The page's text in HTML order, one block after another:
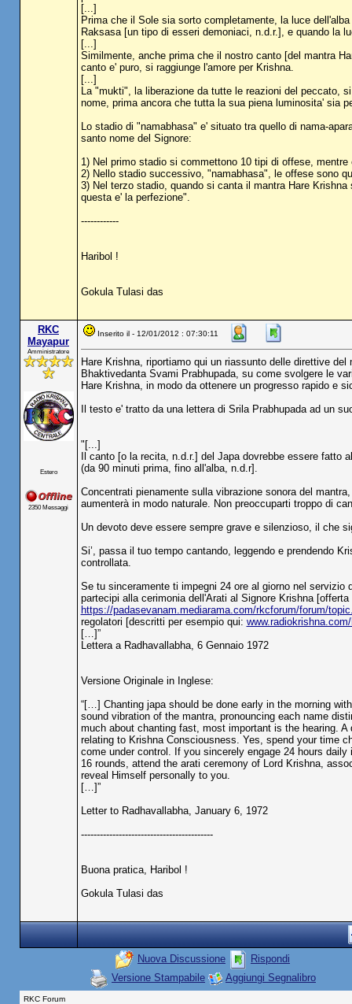
[...]
Prima che il Sole sia sorto completamente, la luce
Raksasa [un tipo di esseri demoniaci, n.d.r.], e quando la
[...]
Similmente, anche prima che il nostro canto [del mantra
canto e' puro, si raggiunge l'amore per Krishna.
[...]
La "mukti", la liberazione da tutte le reazioni del peccato,
nome, prima ancora che tutta la sua piena luminosita' sia
Lo stadio di "namabhasa" e' situato tra quello di nama-
santo nome del Signore:
1) Nel primo stadio si commettono 10 tipi di offese,
2) Nello stadio successivo, "namabhasa", le offese sono
3) Nel terzo stadio, quando si canta il mantra Hare
questa e' la perfezione".
------------
Haribol !
Gokula Tulasi das
RKC
Mayapur
Amministratore
Estero
2350 Messaggi
Inserito il - 12/01/2012 : 07:30:11
Hare Krishna, riportiamo qui un riassunto delle direttive
Bhaktivedanta Svami Prabhupada, su come svolgere le
Hare Krishna, in modo da ottenere un progresso rapido e
Il testo e' tratto da una lettera di Srila Prabhupada ad un
"[...]
Il canto [o la recita, n.d.r.] del Japa dovrebbe essere fatto
(da 90 minuti prima, fino all'alba, n.d.r].
Concentrati pienamente sulla vibrazione sonora del
aumenterà in modo naturale. Non preoccuparti troppo di
Un devoto deve essere sempre grave e silenzioso, il che
Si’, passa il tuo tempo cantando, leggendo e prendendo
controllata.
Se tu sinceramente ti impegni 24 ore al giorno nel
partecipi alla cerimonia dell'Arati al Signore Krishna
https://padasevanam.mediarama.com/rkcforum/forum/
regolatori [descritti per esempio qui:
[…]”
Lettera a Radhavallabha, 6 Gennaio 1972
Versione Originale in Inglese:
“[…] Chanting japa should be done early in the morning
sound vibration of the mantra, pronouncing each name
much about chanting fast, most important is the hearing.
relating to Krishna Consciousness. Yes, spend your time
come under control. If you sincerely engage 24 hours
16 rounds, attend the arati ceremony of Lord Krishna,
reveal Himself personally to you.
[…]”
Letter to Radhavallabha, January 6, 1972
------------------------------------------
Buona pratica, Haribol !
Gokula Tulasi das
Nuova Discussione
Rispondi
Versione Stampabile
Aggiungi Segnalibro
RKC Forum